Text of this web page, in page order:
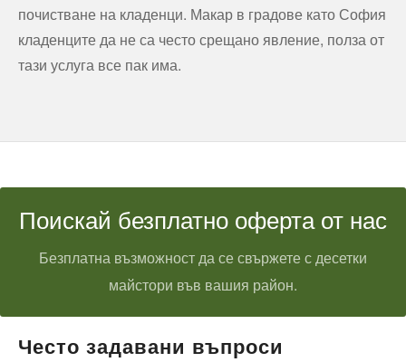
почистване на кладенци. Макар в градове като София
кладенците да не са често срещано явление, полза от
тази услуга все пак има.
Поискай безплатно оферта от нас
Безплатна възможност да се свържете с десетки
майстори във вашия район.
Често задавани въпроси